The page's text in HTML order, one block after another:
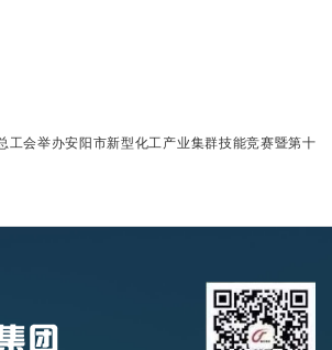
工会举办安阳市新型化工产业集群技能竞赛暨第十